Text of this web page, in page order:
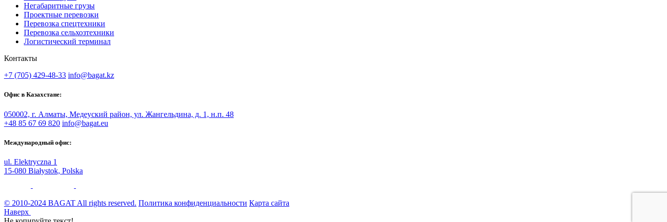
Негабаритные грузы
Проектные перевозки
Перевозка спецтехники
Перевозка сельхозтехники
Логистический терминал
Контакты
+7 (705) 429-48-33 info@bagat.kz
Офис в Казахстане:
050002, г. Алматы, Медеуский район, ул. Жангельдина, д. 1, н.п. 48
+48 85 67 69 820 info@bagat.eu
Международный офис:
ul. Elektryczna 1
15-080 Białystok, Polska
© 2010-2024 BAGAT All rights reserved. Политика конфиденциальности Карта сайта
Наверх